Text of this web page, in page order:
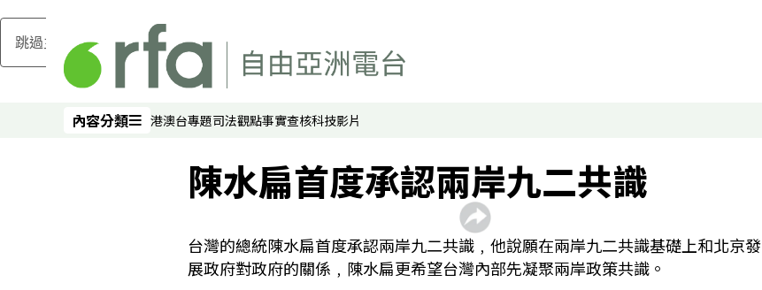
跳過主要內容
內容分類
內容分類 港澳台專題司法觀點事實查核科技影片
香港人自由講
聯絡我們
陳水扁首度承認兩岸九二共識
台灣的總統陳水扁首度承認兩岸九二共識﹐他說願在兩岸九二共識基礎上和北京發
展政府對政府的關係﹐陳水扁更希望台灣內部先凝聚兩岸政策共識。